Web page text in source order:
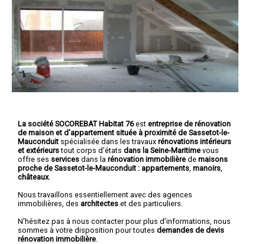
La société SOCOREBAT Habitat 76est entreprise de rénovation
de maison et d'appartement située à proximité de Sassetot-le-
Mauconduit spécialisée dans les travaux rénovations intérieurs
et extérieurstout corps d'états dans la Seine-Maritime vous
offre ses services dans la rénovation immobilière de maisons
proche de Sassetot-le-Mauconduit : appartements manoirs
châteaux.
Nous travaillons essentiellement avec des agences
immobilières, des architectes et des particuliers.
N'hésitez pas à nous contacter pour plus d'informations, nous
sommes à votre disposition pour toutes demandes de devis
rénovation immobilière